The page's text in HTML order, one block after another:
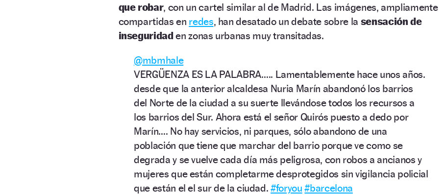
que robar, con un cartel similar al de Madrid. Las imágenes, ampliamente
compartidas en redes, han desatado un debate sobre la sensación de
inseguridaden zonas urbanas muy transitadas.
@mbmhale
VERGÜENZA ES LA PALABRA….. Lamentablemente hace unos años.
desde que la anterior alcaldesa Nuria Marín abandonó los barrios
del Norte de la ciudad a su suerte llevándose todos los recursos a
los barrios del Sur. Ahora está el señor Quirós puesto a dedo por
Marín…. No hay servicios, ni parques, sólo abandono de una
población que tiene que marchar del barrio porque ve como se
degrada y se vuelve cada día más peligrosa, con robos a ancianos y
mujeres que están completarme desprotegidos sin vigilancia policial
que están el el sur de la ciudad.#foryou #barcelona